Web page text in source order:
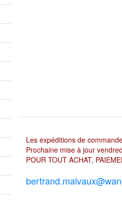
Les expéditions de
Prochaine mise à jour
POUR TOUT ACHAT,